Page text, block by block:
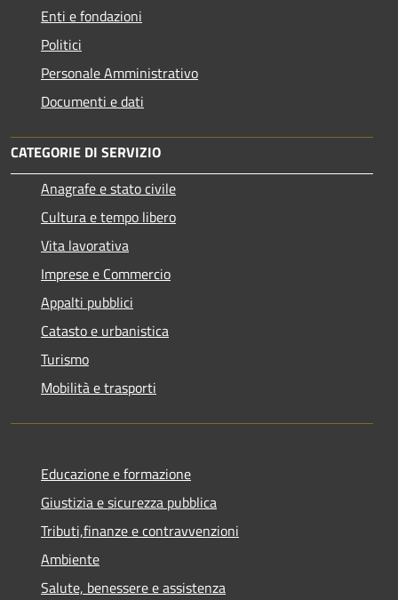
Enti e fondazioni
Politici
Personale Amministrativo
Documenti e dati
CATEGORIE DI SERVIZIO
Anagrafe e stato civile
Cultura e tempo libero
Vita lavorativa
Imprese e Commercio
Appalti pubblici
Catasto e urbanistica
Turismo
Mobilità e trasporti
Educazione e formazione
Giustizia e sicurezza pubblica
Tributi,finanze e contravvenzioni
Ambiente
Salute, benessere e assistenza